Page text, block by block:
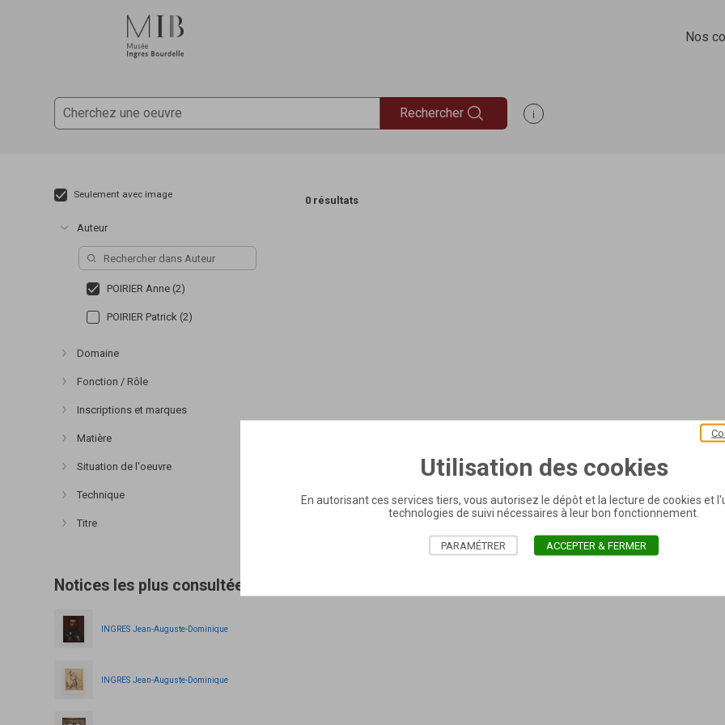
Accèder directement au contenu
Accèder directement au contenu Nos
Rechercher Afficher les informations d'aide à la
Seulement avec image
Afficher plus
Auteur
POIRIER Anne (2)
POIRIER Patrick (2)
Afficher plus
Domaine
Afficher plus
Fonction / Rôle
Afficher plus
Inscriptions et marques
Afficher plus
Matière
Afficher plus
Situation de l'oeuvre
Afficher plus
Technique
Afficher plus
Titre
Notices les plus consultées
INGRES Jean-Auguste-Dominique
INGRES Jean-Auguste-Dominique
0 résultats
Utilisation des cookies
En autorisant ces services tiers, vous autorisez le dépôt et la lecture de cookies et
technologies de suivi nécessaires à leur bon fonctionnement.
PARAMÉTRER ACCEPTER & FERMER